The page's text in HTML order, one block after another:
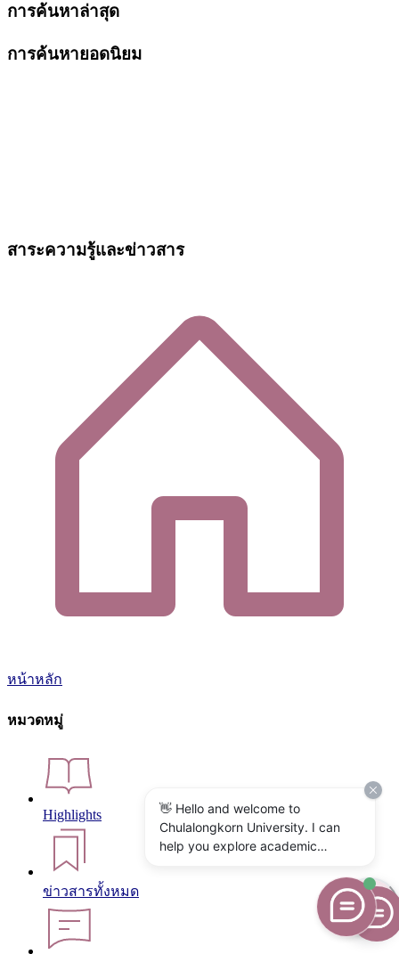
การค้นหาล่าสุด
การค้นหายอดนิยม
สาระความรู้และข่าวสาร
หน้าหลัก
หมวดหมู่
Highlights
ข่าวสารทั้งหมด
👋 Hello and welcome to
Chulalongkorn University. I can
help you explore academic